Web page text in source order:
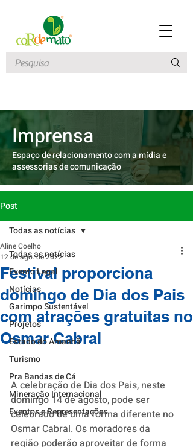
Imprensa
Espaço de relacionamento com a mídia e
assessorias de comunicação
Post
Todas as notícias
Evento Legal
Notícias
Garimpo Sustentável
Projetos
Estado do Amanhã
Turismo
Pra Bandas de Cá
Mineração Internacional
Eventos e Representações
Todas as notícias
Festival proporciona
domingo de Dia dos Pais
com atrações gratuitas no
Osmar Cabral
Aline Coelho
12 de ago. de 2022
A celebração de Dia dos Pais, neste
domingo 14 de agosto, pode ser
celebrado de uma forma diferente no
Osmar Cabral. Os moradores da
região poderão aproveitar de forma